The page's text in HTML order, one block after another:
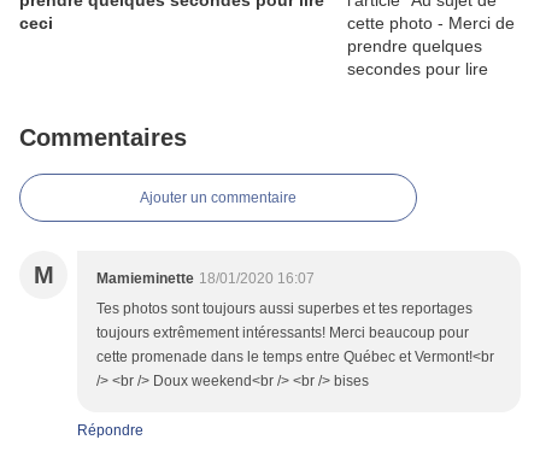
ceci
Commentaires
Ajouter un commentaire
M Mamieminette 18/01/2020 16:07
Tes photos sont toujours aussi superbes et tes reportages
toujours extrêmement intéressants! Merci beaucoup pour
cette promenade dans le temps entre Québec et Vermont!<br
/> <br /> Doux weekend<br /> <br /> bises
Répondre